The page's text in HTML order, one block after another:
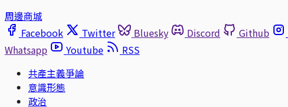
周邊商城
Facebook
Twitter Bluesky Discord Github
Whatsapp
Youtube
RSS
共產主義爭論
意識形態
政治